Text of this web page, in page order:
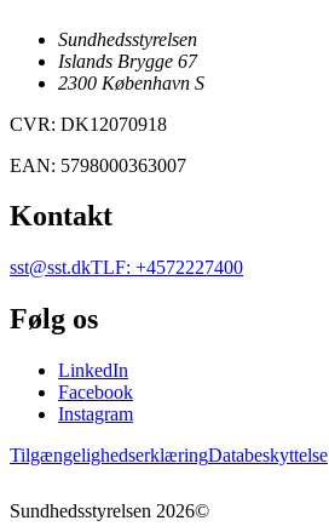
Sundhedsstyrelsen
Islands Brygge 67
2300 København S
CVR: DK12070918
EAN: 5798000363007
Kontakt
sst@sst.dkTLF: +4572227400
Følg os
LinkedIn
Facebook
Instagram
TilgængelighedserklæringDatabeskyttelse
Sundhedsstyrelsen 2026©